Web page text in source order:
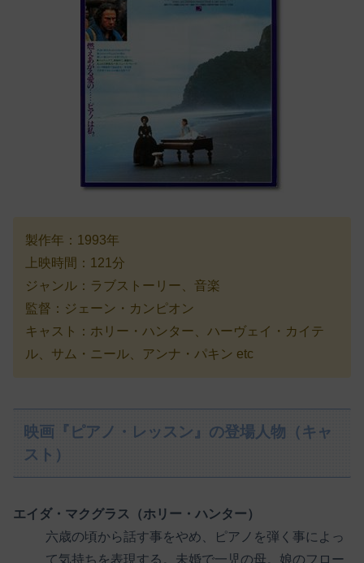
製作年：1993年
上映時間：121分
ジャンル：ラブストーリー、音楽
監督：ジェーン・カンピオン
キャスト：ホリー・ハンター、ハーヴェイ・カイテ
ル、サム・ニール、アンナ・パキン etc
映画『ピアノ・レッスン』の登場人物（キャ
スト）
エイダ・マクグラス（ホリー・ハンター）
六歳の頃から話す事をやめ、ピアノを弾く事によっ
て気持ちを表現する。未婚で一児の母。娘のフロー